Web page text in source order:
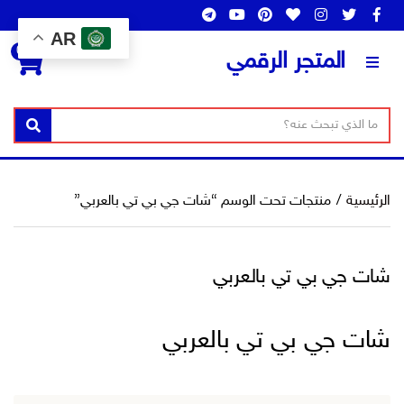
المتجر الرقمي
س
ا
ص
ن
ف
ص
ا
ب
ح
بحث
0
الرئيسية / منتجات تحت الوسم “شات جي بي تي بالعربي”
شات جي بي تي بالعربي
شات جي بي تي بالعربي
AR